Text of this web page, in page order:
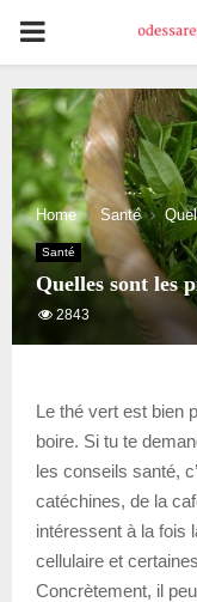
PRIMARY
MENU
Home Santé
Santé
Quelles sont les
2843
Le thé vert est bien
boire. Si tu te
les conseils santé,
catéchines, de la
intéressent à la fois
cellulaire et
Concrètement, il